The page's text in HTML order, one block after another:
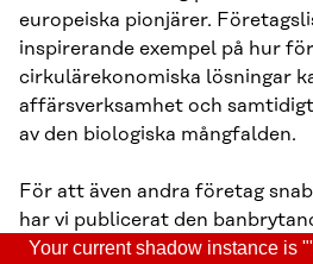
europeiska pionjärer.
inspirerande exempel på hur
cirkulärekonomiska lösningar
affärsverksamhet och
av den biologiska mångfalden.
För att även andra företag
har vi publicerat den
Circular solutions for nature
Your current shadow instance is